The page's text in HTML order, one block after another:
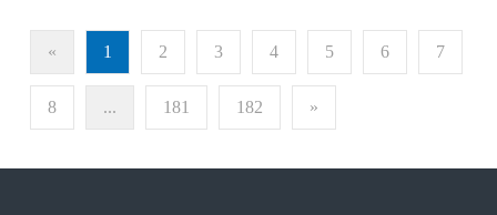
« 1 2 3 4 5 6 7
8 ... 181 182 »